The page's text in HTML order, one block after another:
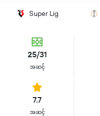
Super Lig
25/31
အဆင့်
7.7
အဆင့်